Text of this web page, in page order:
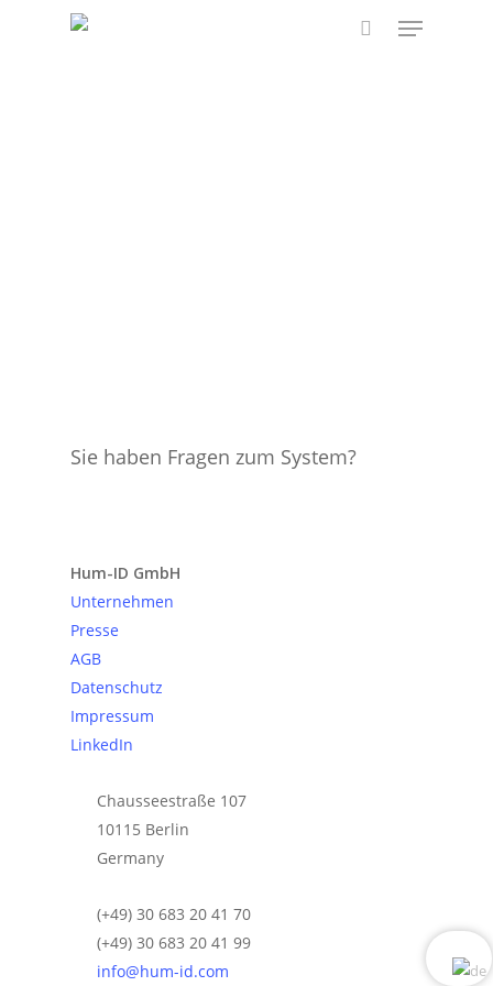
Menu
Sie haben Fragen zum System?
Hum-ID GmbH
Unternehmen
Presse
AGB
Datenschutz
Impressum
LinkedIn
Chausseestraße 107
10115 Berlin
Germany
(+49) 30 683 20 41 70
(+49) 30 683 20 41 99
info@hum-id.com